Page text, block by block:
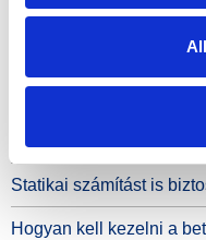
Tudna adni részleteket
Hogyan kell használni a
Statikai számítást is
Hogyan kell kezelni a